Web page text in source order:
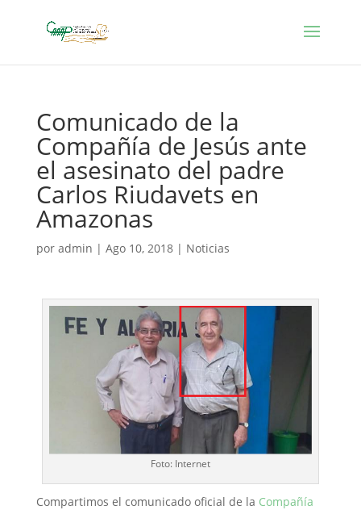
Comunicado de la
Compañía de Jesús ante
el asesinato del padre
Carlos Riudavets en
Amazonas
por admin | Ago 10, 2018| Noticias
Foto: Internet
Compartimos el comunicado oficial de la Compañía